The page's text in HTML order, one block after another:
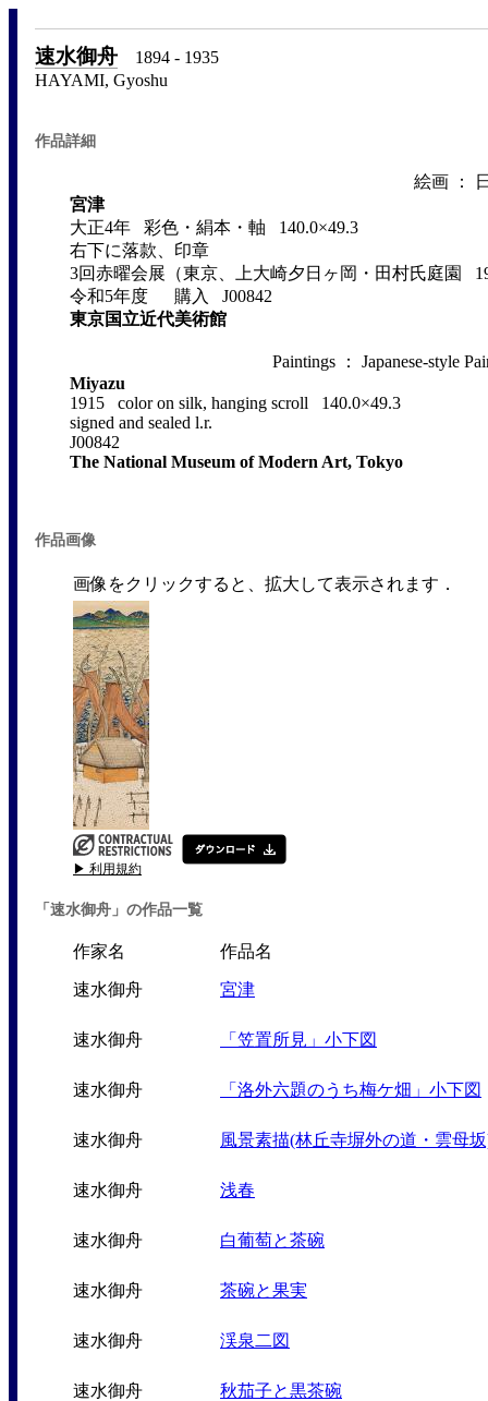
速水御舟 1894 - 1935
HAYAMI, Gyoshu
作品詳細
絵画 ：
宮津
大正4年 彩色・絹本・軸 140.0×49.3
右下に落款、印章
3回赤曜会展（東京、上大崎夕日ヶ岡・田村氏庭園
令和5年度 購入 J00842
東京国立近代美術館
Paintings ： Japanese-style
Miyazu
1915 color on silk, hanging scroll 140.0×49.3
signed and sealed l.r.
J00842
The National Museum of Modern Art, Tokyo
作品画像
画像をクリックすると、拡大して表示されます．
▶ 利用規約
「速水御舟」の作品一覧
作家名 作品名
速水御舟 宮津
速水御舟 「笠置所見」小下図
速水御舟 「洛外六題のうち梅ケ畑」小下図
速水御舟 風景素描(林丘寺塀外の道・雲母
速水御舟 浅春
速水御舟 白葡萄と茶碗
速水御舟 茶碗と果実
速水御舟 渓泉二図
速水御舟 秋茄子と黒茶碗